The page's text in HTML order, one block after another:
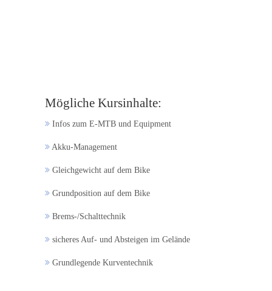
Mögliche Kursinhalte:
Infos zum E-MTB und Equipment
Akku-Management
Gleichgewicht auf dem Bike
Grundposition auf dem Bike
Brems-/Schalttechnik
sicheres Auf- und Absteigen im Gelände
Grundlegende Kurventechnik